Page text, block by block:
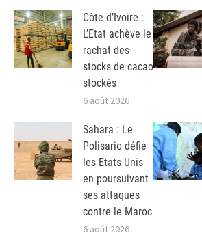
Côte d’Ivoire :
L’Etat achève le
rachat des
stocks de cacao
stockés
6 août 2026
Sahara : Le
Polisario défie
les Etats Unis
en poursuivant
ses attaques
contre le Maroc
6 août 2026